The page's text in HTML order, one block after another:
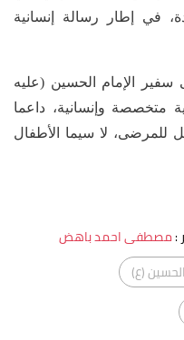
في إطار رسالة إنسانية
سفير الإمام الحسين (عليه
متخصصة وإنسانية، داعما
للمرضى، لا سيما الأطفال
:مصطفى احمد باهض
(ع)